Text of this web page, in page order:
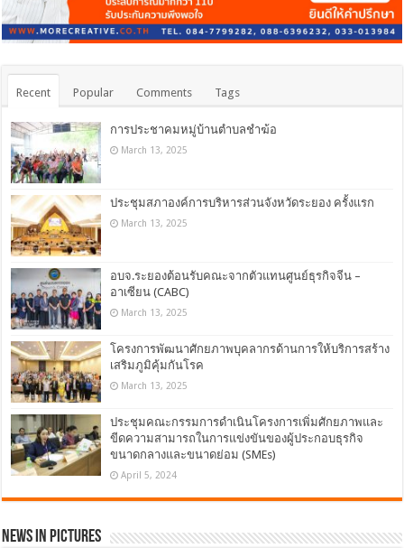
Recent Popular Comments Tags
การประชาคมหมู่บ้านตำบลชำฆ้อ
March 13, 2025
ประชุมสภาองค์การบริหารส่วนจังหวัดระยอง ครั้งแรก
March 13, 2025
อบจ.ระยองต้อนรับคณะจากตัวแทนศูนย์ธุรกิจจีน –
อาเซียน (CABC)
March 13, 2025
โครงการพัฒนาศักยภาพบุคลากรด้านการให้บริการสร้าง
เสริมภูมิคุ้มกันโรค
March 13, 2025
ประชุมคณะกรรมการดำเนินโครงการเพิ่มศักยภาพและ
ขีดความสามารถในการแข่งขันของผู้ประกอบธุรกิจ
ขนาดกลางและขนาดย่อม (SMEs)
April 5, 2024
News in Pictures